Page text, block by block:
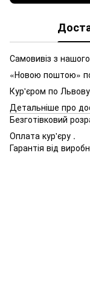
Самовивіз з
«Новою поштою»
Кур'єром по
Детальніше про
Безготівковий
Оплата кур'єру .
Гарантія від